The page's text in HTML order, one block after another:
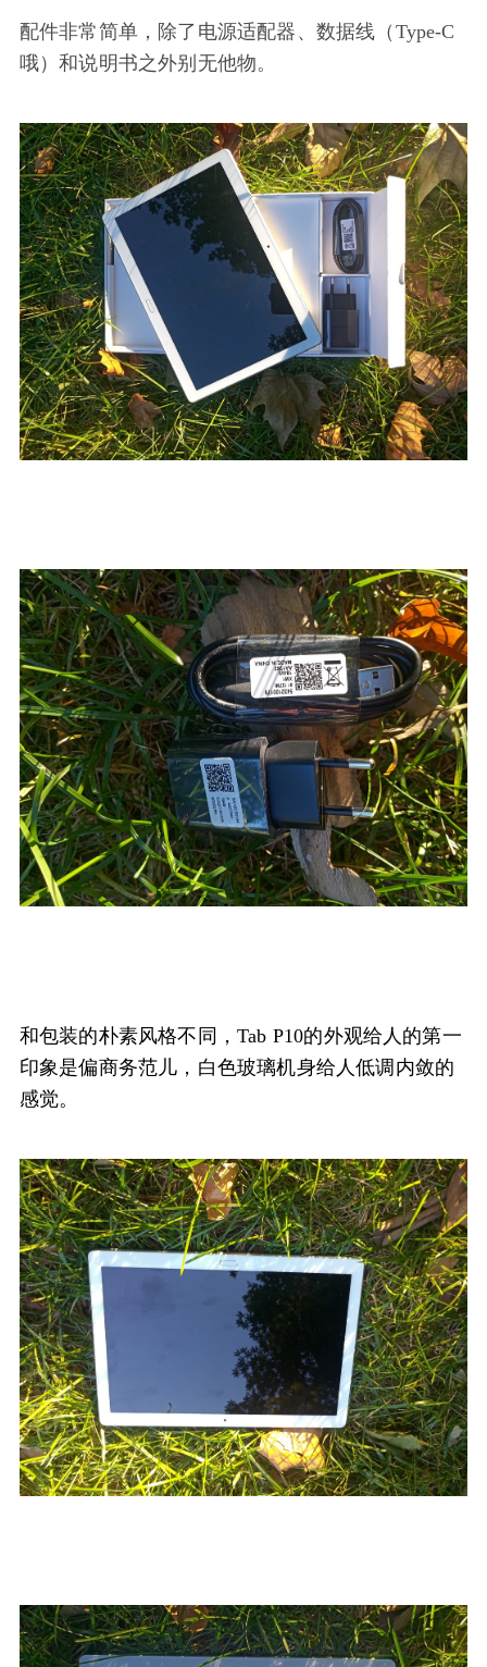
配件非常简单，除了电源适配器、数据线（Type-C
哦）和说明书之外别无他物。
和包装的朴素风格不同，Tab P10的外观给人的第一
印象是偏商务范儿，白色玻璃机身给人低调内敛的
感觉。